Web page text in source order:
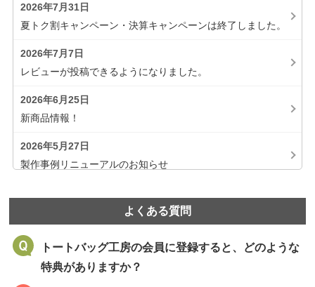
2026年7月31日
夏トク割キャンペーン・決算キャンペーンは終了しました。
2026年7月7日
レビューが投稿できるようになりました。
2026年6月25日
新商品情報！
2026年5月27日
製作事例リニューアルのお知らせ
春の展示会応援キャンペーンは終了しました。
2026年4月3日
ネームタグの「タグ作りだめ、保管サービス」は終了しまし
よくある質問
トートバッグ工房の会員に登録すると、どのような
特典がありますか？